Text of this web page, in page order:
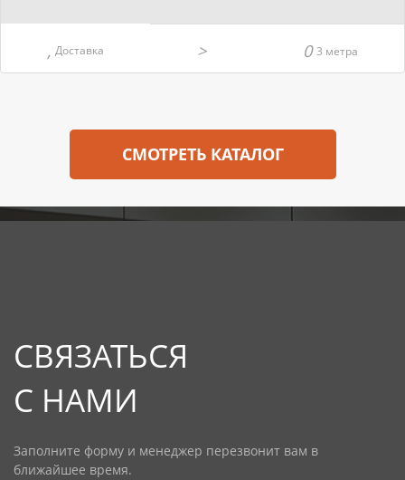
Доставка 3 метра
СМОТРЕТЬ КАТАЛОГ
СВЯЗАТЬСЯ
С НАМИ
Заполните форму и менеджер перезвонит вам в
ближайшее время.